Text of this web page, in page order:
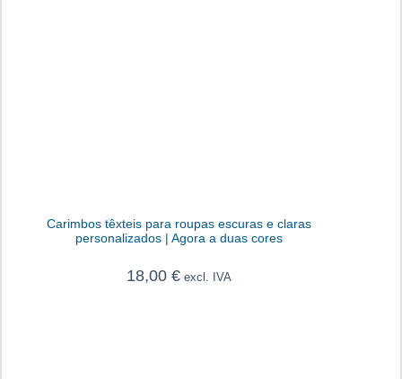
Carimbos têxteis para roupas escuras e claras
personalizados | Agora a duas cores
18,00 €excl. IVA